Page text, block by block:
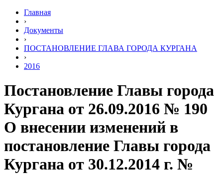
Главная
›
Документы
›
ПОСТАНОВЛЕНИЕ ГЛАВА ГОРОДА КУРГАНА
›
2016
Постановление Главы города
Кургана от 26.09.2016 № 190
О внесении изменений в
постановление Главы города
Кургана от 30.12.2014 г. №